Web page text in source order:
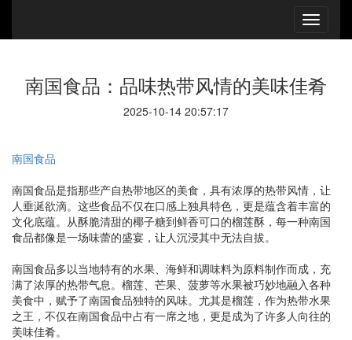
南国食品：品味热带风情的美味佳肴
2025-10-14 20:57:17
南国食品
南国食品是指那些产自热带地区的美食，具有浓厚的热带风情，让
人垂涎欲滴。这些食品不仅在口感上独具特色，更是蕴含着丰富的
文化底蕴。从酥脆清甜的椰子糖到鲜香可口的榴莲酥，每一种南国
食品都像是一场味蕾的盛宴，让人沉浸其中无法自拔。
南国食品多以当地特有的水果、海鲜和调味料为原料制作而成，充
满了浓厚的热带气息。榴莲、芒果、菠萝等水果被巧妙地融入各种
美食中，赋予了南国食品独特的风味。尤其是榴莲，作为热带水果
之王，不仅在南国食品中占有一席之地，更是成为了许多人向往的
美味佳肴。